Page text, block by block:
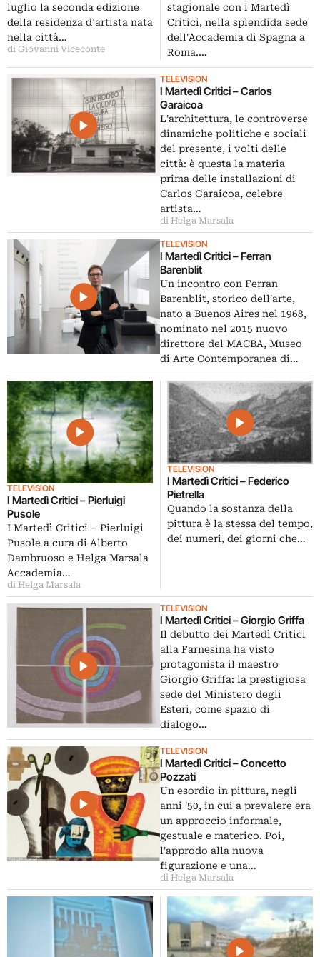
luglio la seconda edizione
della residenza d’artista nata
nella città…
di Giovanni Viceconte
stagionale con i Martedì
Critici, nella splendida sede
dell'Accademia di Spagna a
Roma.…
TELEVISION
I Martedì Critici – Carlos
Garaicoa
L'architettura, le controverse
dinamiche politiche e sociali
del presente, i volti delle
città: è questa la materia
prima delle installazioni di
Carlos Garaicoa, celebre
artista…
di Helga Marsala
TELEVISION
I Martedì Critici – Ferran
Barenblit
Un incontro con Ferran
Barenblit, storico dell'arte,
nato a Buenos Aires nel 1968,
nominato nel 2015 nuovo
direttore del MACBA, Museo
di Arte Contemporanea di…
TELEVISION
I Martedì Critici – Pierluigi
Pusole
I Martedì Critici – Pierluigi
Pusole a cura di Alberto
Dambruoso e Helga Marsala
Accademia…
di Helga Marsala
TELEVISION
I Martedì Critici – Federico
Pietrella
Quando la sostanza della
pittura è la stessa del tempo,
dei numeri, dei giorni che…
TELEVISION
I Martedì Critici – Giorgio Griffa
Il debutto dei Martedì Critici
alla Farnesina ha visto
protagonista il maestro
Giorgio Griffa: la prestigiosa
sede del Ministero degli
Esteri, come spazio di
dialogo…
TELEVISION
I Martedì Critici – Concetto
Pozzati
Un esordio in pittura, negli
anni '50, in cui a prevalere era
un approccio informale,
gestuale e materico. Poi,
l'approdo alla nuova
figurazione e una…
di Helga Marsala